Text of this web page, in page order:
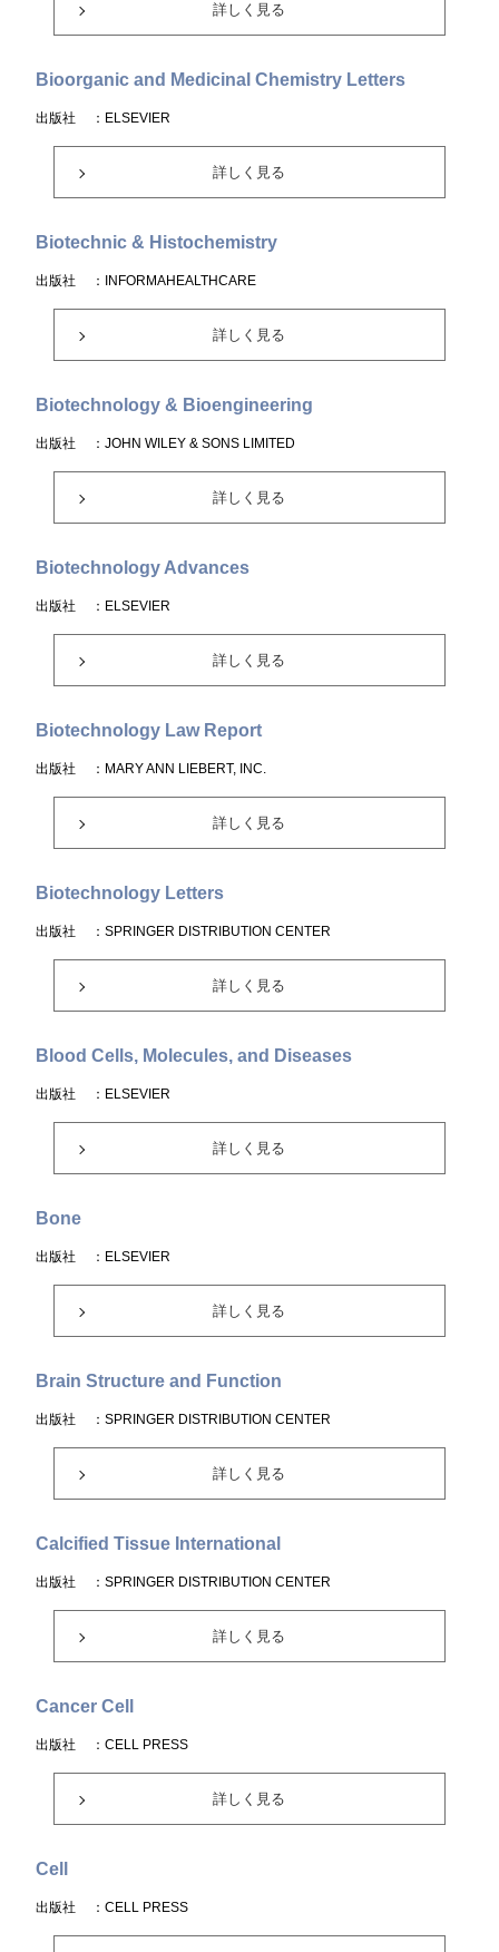
詳しく見る
Bioorganic and Medicinal Chemistry Letters
出版社 ：ELSEVIER
詳しく見る
Biotechnic & Histochemistry
出版社 ：INFORMAHEALTHCARE
詳しく見る
Biotechnology & Bioengineering
出版社 ：JOHN WILEY & SONS LIMITED
詳しく見る
Biotechnology Advances
出版社 ：ELSEVIER
詳しく見る
Biotechnology Law Report
出版社 ：MARY ANN LIEBERT, INC.
詳しく見る
Biotechnology Letters
出版社 ：SPRINGER DISTRIBUTION CENTER
詳しく見る
Blood Cells, Molecules, and Diseases
出版社 ：ELSEVIER
詳しく見る
Bone
出版社 ：ELSEVIER
詳しく見る
Brain Structure and Function
出版社 ：SPRINGER DISTRIBUTION CENTER
詳しく見る
Calcified Tissue International
出版社 ：SPRINGER DISTRIBUTION CENTER
詳しく見る
Cancer Cell
出版社 ：CELL PRESS
詳しく見る
Cell
出版社 ：CELL PRESS